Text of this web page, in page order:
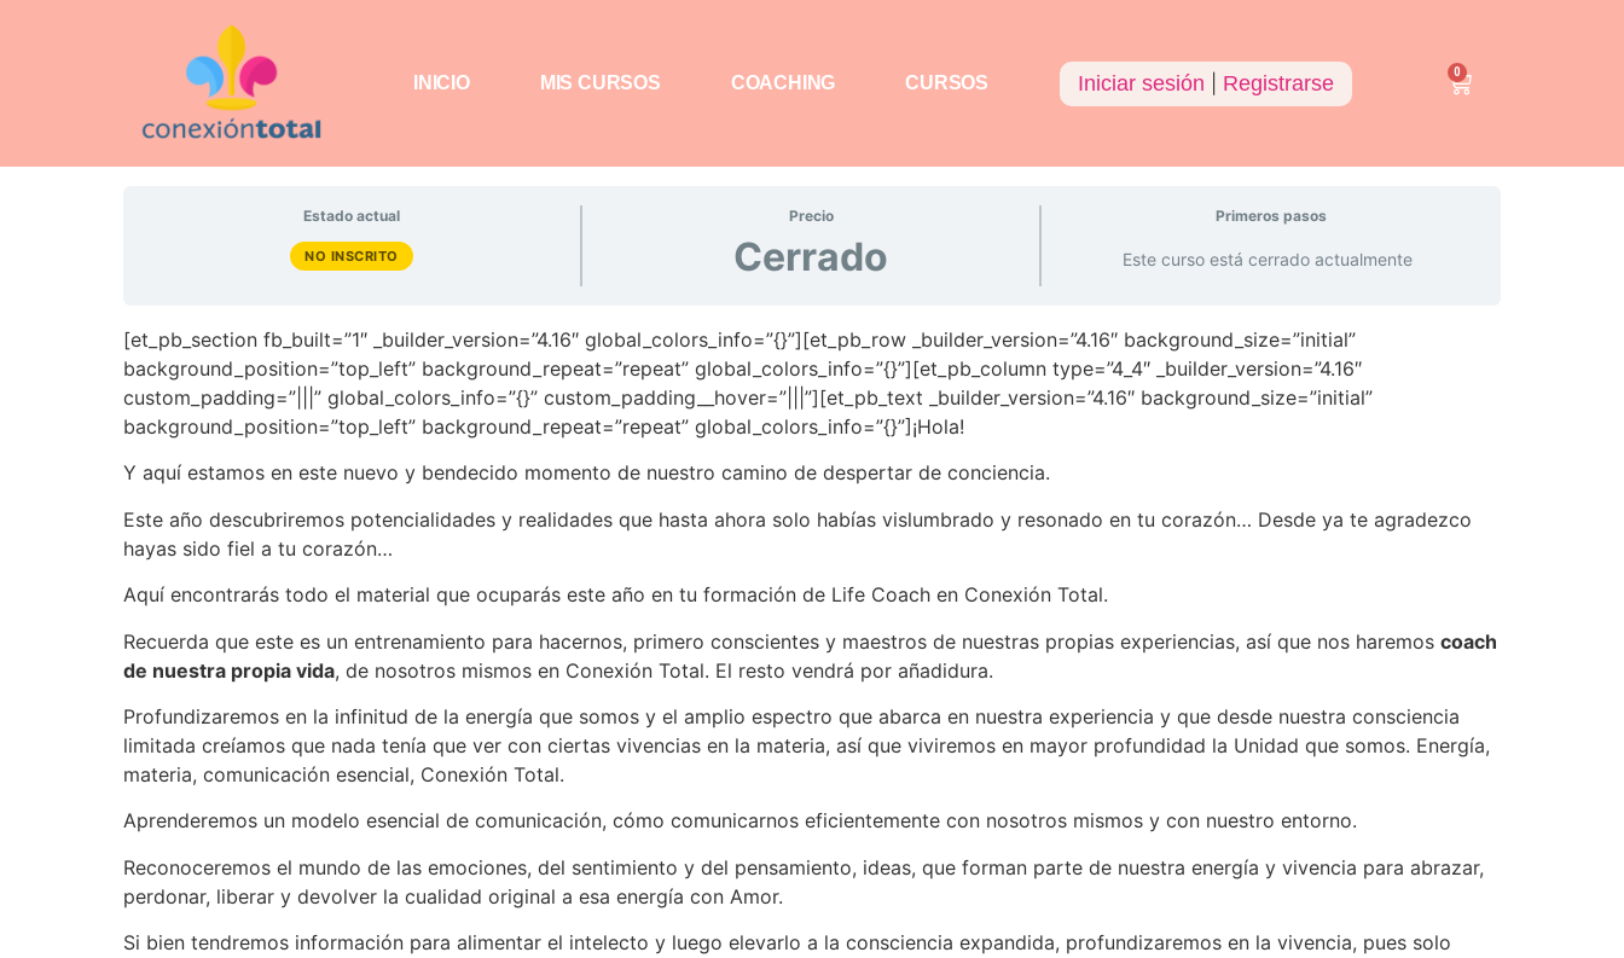
INICIO MIS CURSOS COACHING CURSOS Iniciar sesión Registrarse 0
Estado actual
NO INSCRITO
Precio
Cerrado
Primeros pasos
Este curso está cerrado actualmente
[et_pb_section fb_built=”1″ _builder_version=”4.16″ global_colors_info=”{}”][et_pb_row _builder_version=”4.16″ background_size=”initial”
background_position=”top_left” background_repeat=”repeat” global_colors_info=”{}”][et_pb_column type=”4_4″ _builder_version=”4.16″
custom_padding=”|||” global_colors_info=”{}” custom_padding__hover=”|||”][et_pb_text _builder_version=”4.16″ background_size=”initial”
background_position=”top_left” background_repeat=”repeat” global_colors_info=”{}”]¡Hola!
Y aquí estamos en este nuevo y bendecido momento de nuestro camino de despertar de conciencia.
Este año descubriremos potencialidades y realidades que hasta ahora solo habías vislumbrado y resonado en tu corazón… Desde ya te agradezco
hayas sido fiel a tu corazón…
Aquí encontrarás todo el material que ocuparás este año en tu formación de Life Coach en Conexión Total.
Recuerda que este es un entrenamiento para hacernos, primero conscientes y maestros de nuestras propias experiencias, así que nos haremos coach
de nuestra propia vida, de nosotros mismos en Conexión Total. El resto vendrá por añadidura.
Profundizaremos en la infinitud de la energía que somos y el amplio espectro que abarca en nuestra experiencia y que desde nuestra consciencia
limitada creíamos que nada tenía que ver con ciertas vivencias en la materia, así que viviremos en mayor profundidad la Unidad que somos. Energía,
materia, comunicación esencial, Conexión Total.
Aprenderemos un modelo esencial de comunicación, cómo comunicarnos eficientemente con nosotros mismos y con nuestro entorno.
Reconoceremos el mundo de las emociones, del sentimiento y del pensamiento, ideas, que forman parte de nuestra energía y vivencia para abrazar,
perdonar, liberar y devolver la cualidad original a esa energía con Amor.
Si bien tendremos información para alimentar el intelecto y luego elevarlo a la consciencia expandida, profundizaremos en la vivencia, pues solo